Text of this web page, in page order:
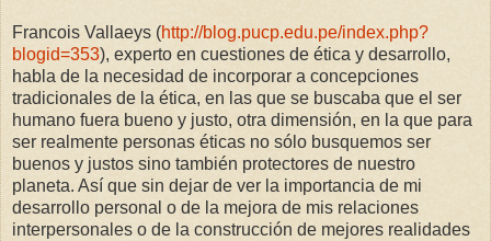
Francois Vallaeys (http://blog.pucp.edu.pe/index.php?
blogid=353), experto en cuestiones de ética y desarrollo,
habla de la necesidad de incorporar a concepciones
tradicionales de la ética, en las que se buscaba que el ser
humano fuera bueno y justo, otra dimensión, en la que para
ser realmente personas éticas no sólo busquemos ser
buenos y justos sino también protectores de nuestro
planeta. Así que sin dejar de ver la importancia de mi
desarrollo personal o de la mejora de mis relaciones
interpersonales o de la construcción de mejores realidades